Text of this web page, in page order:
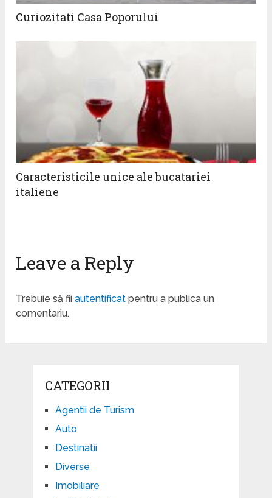
Curiozitati Casa Poporului
Caracteristicile unice ale bucatariei
italiene
Leave a Reply
Trebuie să fiiautentificat pentru a publica un
comentariu.
CATEGORII
Agentii de Turism
Auto
Destinatii
Diverse
Imobiliare